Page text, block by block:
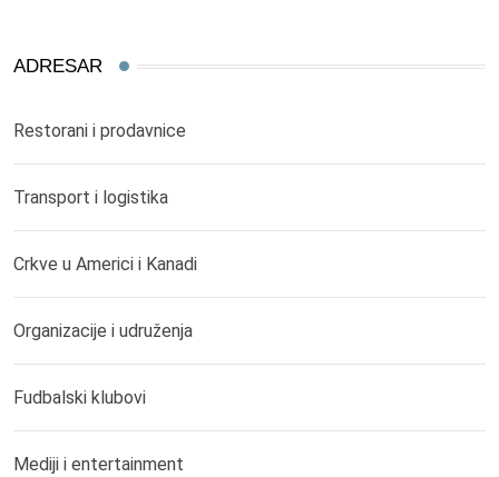
ADRESAR
Restorani i prodavnice
Transport i logistika
Crkve u Americi i Kanadi
Organizacije i udruženja
Fudbalski klubovi
Mediji i entertainment